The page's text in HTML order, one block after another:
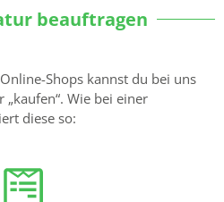
beauftragen
Shops kannst du bei uns
Wie bei einer
diese so: